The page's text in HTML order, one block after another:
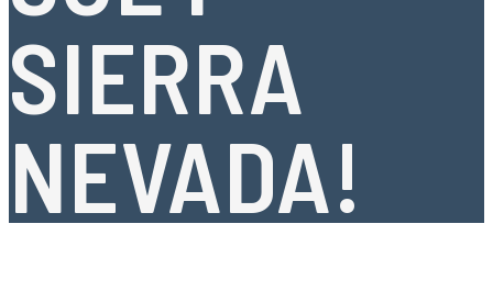
SIERRA
NEVADA!